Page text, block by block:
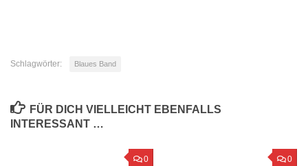
Schlagwörter: Blaues Band
FÜR DICH VIELLEICHT EBENFALLS
INTERESSANT …
0 0